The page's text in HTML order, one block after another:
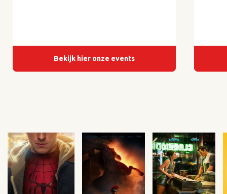
Bekijk hier onze events